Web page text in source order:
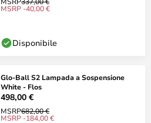
MSRP -40,00 €
Disponibile
Glo-Ball S2 Lampada a Sospensione
White - Flos
498,00 €
MSRP682,00 €
MSRP -184,00 €